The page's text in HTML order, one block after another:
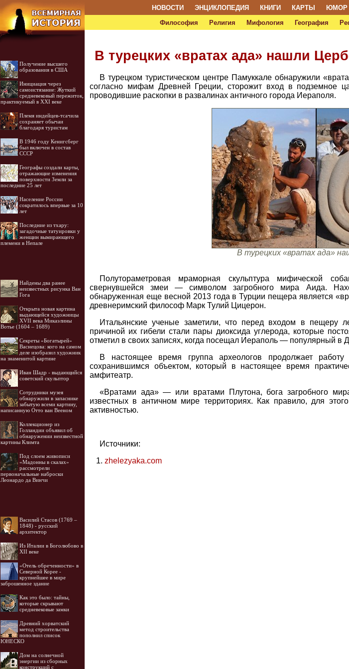
НОВОСТИ ЭНЦИКЛОПЕДИЯ КНИГИ КАРТЫ ЮМОР
Философия
Религия Мифология География
Получение высшего
образования в США
Инициация через
самоистязание: Жуткий
средневековый пережиток,
практикуемый в XXI веке
Племя индейцев-тсачила
сохраняет обычаи
благодаря туристам
В 1946 году Кенигсберг
был включен в состав
СССР
Географы создали карты,
отражающие изменения
поверхности Земли за
последние 25 лет
Население России
сократилось впервые за 10
лет
Последние из тхару:
загадочные татуировки у
женщин вымирающего
племени в Непале
Найдены два ранее
неизвестных рисунка Ван
Гога
Открыта новая картина
выдающейся художницы
XVII века Микаэлины
Вотье (1604 – 1689)
Секреты «Богатырей»
Васнецова: кого на самом
деле изобразил художник
на знаменитой картине
Иван Шадр - выдающийся
советский скульптор
Cотрудники музея
обнаружили в запаснике
забытую всеми картину,
написанную Отто ван Вееном
Коллекционер из
Голландии объявил об
обнаружении неизвестной
картины Климта
Под слоем живописи
«Мадонны в скалах»
рассмотрели
первоначальные наброски
Леонардо да Винчи
Василий Стасов (1769 –
1848) - русский
архитектор
Из Италии в Боголюбово в
XII веке
«Отель обреченности» в
Северной Корее -
крупнейшее в мире
заброшенное здание
Как это было: тайны,
которые скрывают
средневековые замки
Древний хорватский
метод строительства
пополнил список
ЮНЕСКО
Дом на солнечной
энергии из сборных
конструкций с
В турецких «вратах ада» нашли
В турецком туристическом центре Памуккале обнаружили
согласно мифам Древней Греции, сторожит вход в подземное
проводившие раскопки в развалинах античного города Иераполя.
В турецких «вратах ада»
Полутораметровая мраморная скульптура мифической
свернувшейся змеи — символом загробного мира Аида.
обнаруженная еще весной 2013 года в Турции пещера является
древнеримский философ Марк Тулий Цицерон.
Итальянские ученые заметили, что перед входом в пещеру
причиной их гибели стали пары диоксида углерода, которые
отметил в своих записях, когда посещал Иераполь — популярный в
В настоящее время группа археологов продолжает
сохранившимся объектом, который в настоящее время
амфитеатр.
«Вратами ада» — или вратами Плутона, бога загробного
известных в античном мире территориях. Как правило, для
активностью.
Источники:
zhelezyaka.com